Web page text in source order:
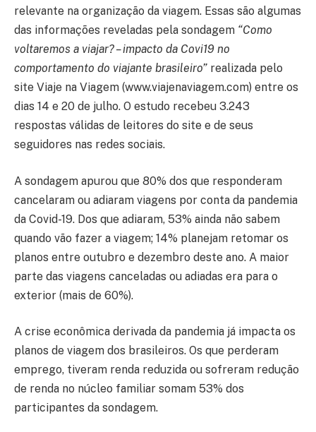
relevante na organização da viagem. Essas são algumas
das informações reveladas pela sondagem “Como
voltaremos a viajar? – impacto da Covi19 no
comportamento do viajante brasileiro” realizada pelo
site Viaje na Viagem (www.viajenaviagem.com) entre os
dias 14 e 20 de julho. O estudo recebeu 3.243
respostas válidas de leitores do site e de seus
seguidores nas redes sociais.
A sondagem apurou que 80% dos que responderam
cancelaram ou adiaram viagens por conta da pandemia
da Covid-19. Dos que adiaram, 53% ainda não sabem
quando vão fazer a viagem; 14% planejam retomar os
planos entre outubro e dezembro deste ano. A maior
parte das viagens canceladas ou adiadas era para o
exterior (mais de 60%).
A crise econômica derivada da pandemia já impacta os
planos de viagem dos brasileiros. Os que perderam
emprego, tiveram renda reduzida ou sofreram redução
de renda no núcleo familiar somam 53% dos
participantes da sondagem.